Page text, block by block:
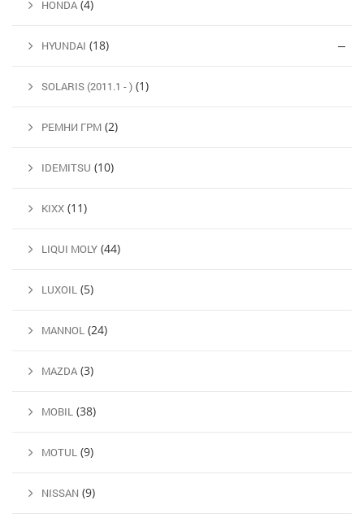
HONDA (4)
HYUNDAI (18)
SOLARIS (2011.1 - ) (1)
РЕМНИ ГРМ (2)
IDEMITSU (10)
KIXX (11)
LIQUI MOLY (44)
LUXOIL (5)
MANNOL (24)
MAZDA (3)
MOBIL (38)
MOTUL (9)
NISSAN (9)